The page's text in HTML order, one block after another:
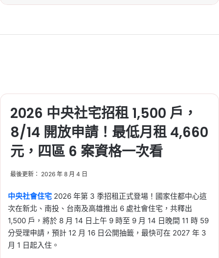
2026 中央社宅招租 1,500 戶，
8/14 開放申請！最低月租 4,660
元，四區 6 案資格一次看
最後更新： 2026 年 8 月 4 日
中央社會住宅 2026 年第 3 季招租正式登場！國家住都中心這
次在新北、南投、台南及高雄推出 6 處社會住宅，共釋出
1,500 戶，將於 8 月 14 日上午 9 時至 9 月 14 日晚間 11 時 59
分受理申請，預計 12 月 16 日公開抽籤，最快可在 2027 年 3
月 1 日起入住。